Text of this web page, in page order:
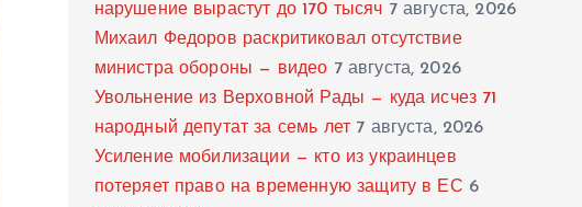
нарушение вырастут до 170 тысяч 7 августа, 2026
Михаил Федоров раскритиковал отсутствие
министра обороны — видео 7 августа, 2026
Увольнение из Верховной Рады — куда исчез 71
народный депутат за семь лет 7 августа, 2026
Усиление мобилизации — кто из украинцев
потеряет право на временную защиту в ЕС 6